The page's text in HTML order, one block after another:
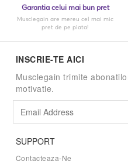
Garantia celui mai bun pret
Musclegain are mereu cel mai mic
pret de pe piata!
INSCRIE-TE AICI
Musclegain trimite
motivatie.
SUPPORT
Contacteaza-Ne